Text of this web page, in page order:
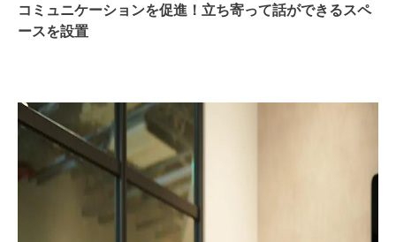
コミュニケーションを促進！立ち寄って話ができるスペ
ースを設置